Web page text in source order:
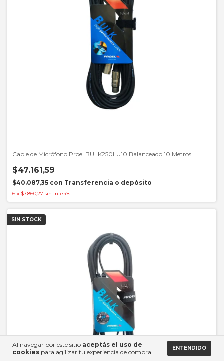
Al navegar por este sitio aceptás el uso de
cookies para agilizar tu experiencia de compra.
ENTENDIDO
Cable de Micrófono Proel BULK250LU10 Balanceado 10 Metros
$47.161,59
$40.087,35 con Transferencia o depósito
6 x $7.860,27 sin interés
SIN STOCK